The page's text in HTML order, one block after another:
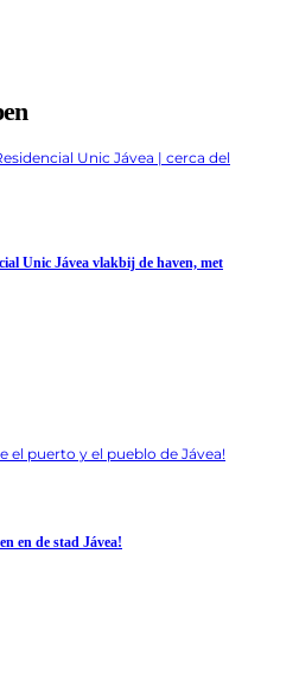
Unic Jávea vlakbij de haven, met
en de stad Jávea!